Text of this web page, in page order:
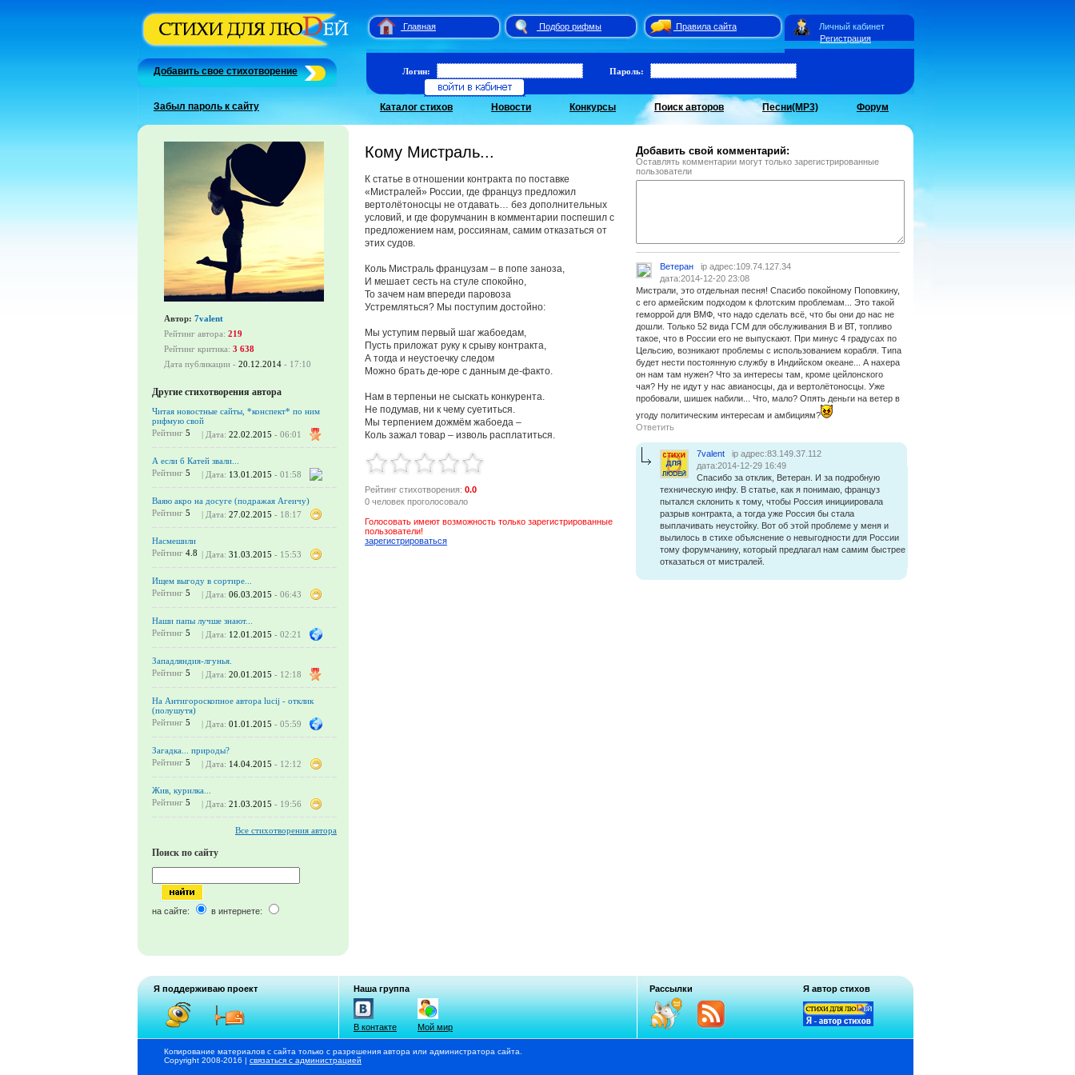
Главная Подбор рифмы
Правила сайта
Регистрация
Личный кабинет
Добавить свое стихотворение
Забыл пароль к сайту
Логин: Пароль:
Каталог стихов Новости Конкурсы Поиск авторов Песни(MP3) Форум
Автор: 7valent
Рейтинг автора: 219
Рейтинг критика: 3 638
Дата публикации - 20.12.2014 - 17:10
Другие стихотворения автора
Читая новостные сайты, *конспект* по ним
рифмую свой
Рейтинг 5 | Дата: 22.02.2015 - 06:01
А если б Катей звали...
Рейтинг 5 | Дата: 13.01.2015 - 01:58
Ваяю акро на досуге (подражая Агеичу)
Рейтинг 5 | Дата: 27.02.2015 - 18:17
Насмешили
Рейтинг 4.8 | Дата: 31.03.2015 - 15:53
Ищем выгоду в сортире...
Рейтинг 5 | Дата: 06.03.2015 - 06:43
Наши папы лучше знают...
Рейтинг 5 | Дата: 12.01.2015 - 02:21
Западляндия-лгунья.
Рейтинг 5 | Дата: 20.01.2015 - 12:18
На Антигороскопное автора lucij - отклик
(полушутя)
Рейтинг 5 | Дата: 01.01.2015 - 05:59
Загадка... природы?
Рейтинг 5 | Дата: 14.04.2015 - 12:12
Жив, курилка...
Рейтинг 5 | Дата: 21.03.2015 - 19:56
Все стихотворения автора
Поиск по сайту
на сайте: в интернете:
Кому Мистраль...
К статье в отношении контракта по поставке
«Мистралей» России, где француз предложил
вертолётоносцы не отдавать… без дополнительных
условий, и где форумчанин в комментарии поспешил с
предложением нам, россиянам, самим отказаться от
этих судов.
Коль Мистраль французам – в попе заноза,
И мешает сесть на стуле спокойно,
То зачем нам впереди паровоза
Устремляться? Мы поступим достойно:
Мы уступим первый шаг жабоедам,
Пусть приложат руку к срыву контракта,
А тогда и неустоечку следом
Можно брать де-юре с данным де-факто.
Нам в терпеньи не сыскать конкурента.
Не подумав, ни к чему суетиться.
Мы терпением дожмём жабоеда –
Коль зажал товар – изволь расплатиться.
Рейтинг стихотворения: 0.0
0 человек проголосовало
Голосовать имеют возможность только зарегистрированные
пользователи!
зарегистрироваться
Добавить свой комментарий:
Оставлять комментарии могут только зарегистрированные
пользователи
Ветеран
ip адрес:109.74.127.34
дата:2014-12-20 23:08
Мистрали, это отдельная песня! Спасибо покойному Поповкину,
с его армейским подходом к флотским проблемам... Это такой
геморрой для ВМФ, что надо сделать всё, что бы они до нас не
дошли. Только 52 вида ГСМ для обслуживания В и ВТ, топливо
такое, что в России его не выпускают. При минус 4 градусах по
Цельсию, возникают проблемы с использованием корабля. Типа
будет нести постоянную службу в Индийском океане... А нахера
он нам там нужен? Что за интересы там, кроме цейлонского
чая? Ну не идут у нас авианосцы, да и вертолётоносцы. Уже
пробовали, шишек набили... Что, мало? Опять деньги на ветер в
угоду политическим интересам и амбициям?
Ответить
7valent
ip адрес:83.149.37.112
дата:2014-12-29 16:49
Спасибо за отклик, Ветеран. И за подробную
техническую инфу. В статье, как я понимаю, француз
пытался склонить к тому, чтобы Россия инициировала
разрыв контракта, а тогда уже Россия бы стала
выплачивать неустойку. Вот об этой проблеме у меня и
вылилось в стихе объяснение о невыгодности для России
тому форумчанину, который предлагал нам самим быстрее
отказаться от мистралей.
Я поддерживаю проект Наша группа
В контакте Мой мир
Рассылки Я автор стихов
Копирование материалов с сайта только с разрешения автора или администратора сайта.
Copyright 2008-2016 | связаться с администрацией